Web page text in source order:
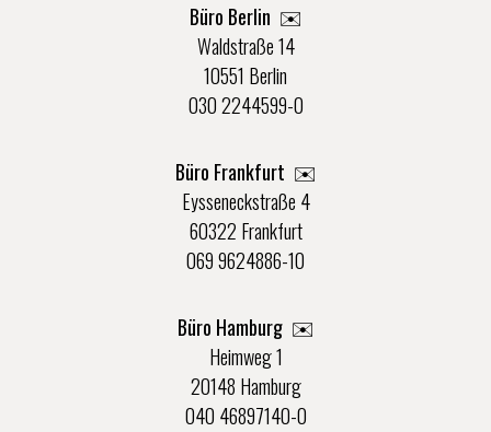
Büro Berlin ✉️
Waldstraße 14
10551 Berlin
030 2244599-0
Büro Frankfurt ✉️
Eysseneckstraße 4
60322 Frankfurt
069 9624886-10
Büro Hamburg ✉️
Heimweg 1
20148 Hamburg
040 46897140-0